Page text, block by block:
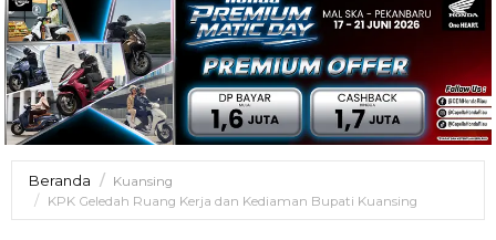
Beranda
Kuansing
KPK Geledah Ruang Kerja dan Kediaman Bupati Kuansing